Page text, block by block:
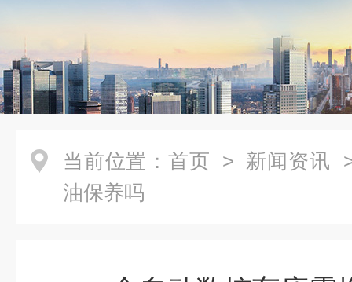
当前位置： 首页 > 新闻资讯
油保养吗